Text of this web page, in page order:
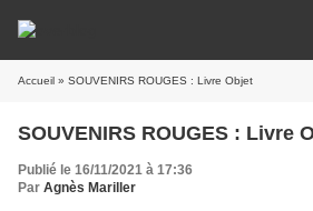
Accueil » SOUVENIRS ROUGES : Livre Objet
SOUVENIRS ROUGES : Livre
Publié le 16/11/2021 à 17:36
Par Agnès Mariller